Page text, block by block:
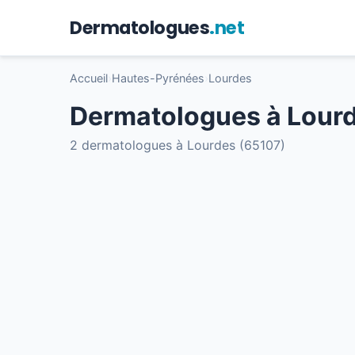
Dermatologues.net
Accueil Hautes-Pyrénées Lourdes
Dermatologues à
2 dermatologues à Lourdes (65107)